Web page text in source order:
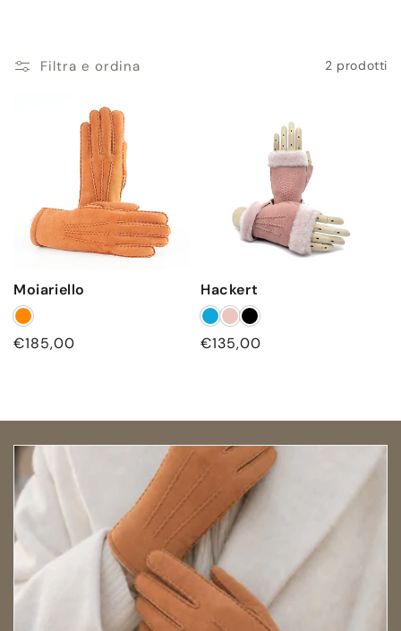
l
:
Filtra e ordina 2 prodotti
Moiariello
Prezzo
€185,00
Hackert
Prezzo
€135,00